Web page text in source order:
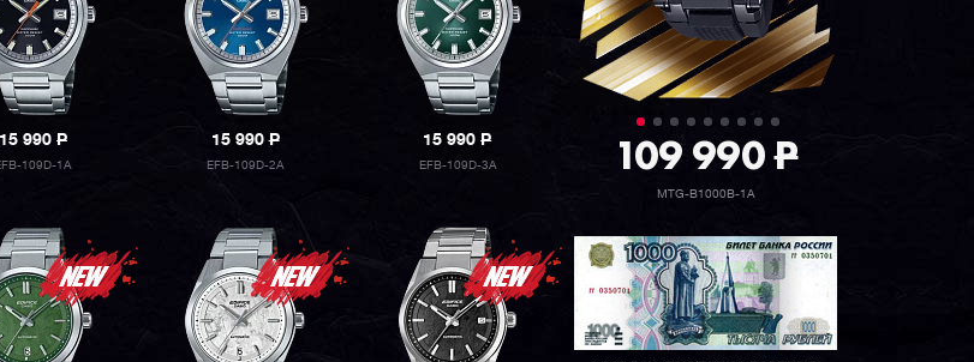
15 990 P
109D-1A
15 990P
EFB-109D-2A
15 990P
EFB-109D-3A 109 990P
MTG-B1000B-1A